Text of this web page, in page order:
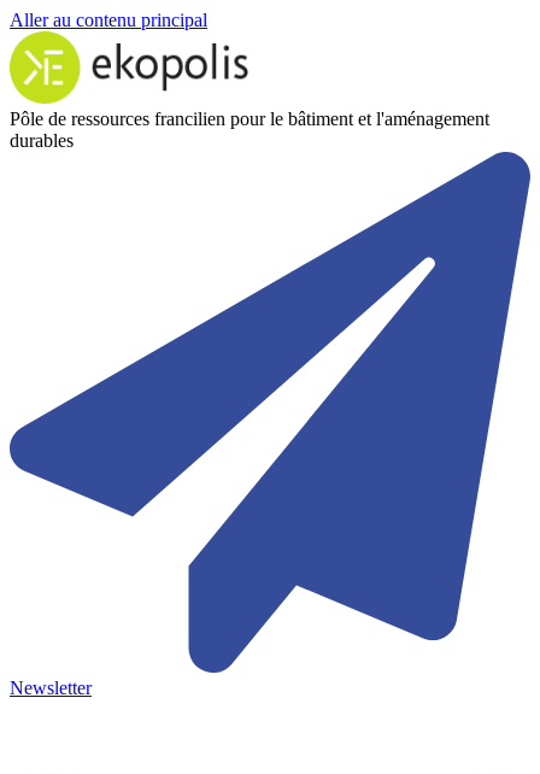
Aller au contenu principal
Pôle de ressources francilien pour le bâtiment et l'aménagement
durables
Newsletter